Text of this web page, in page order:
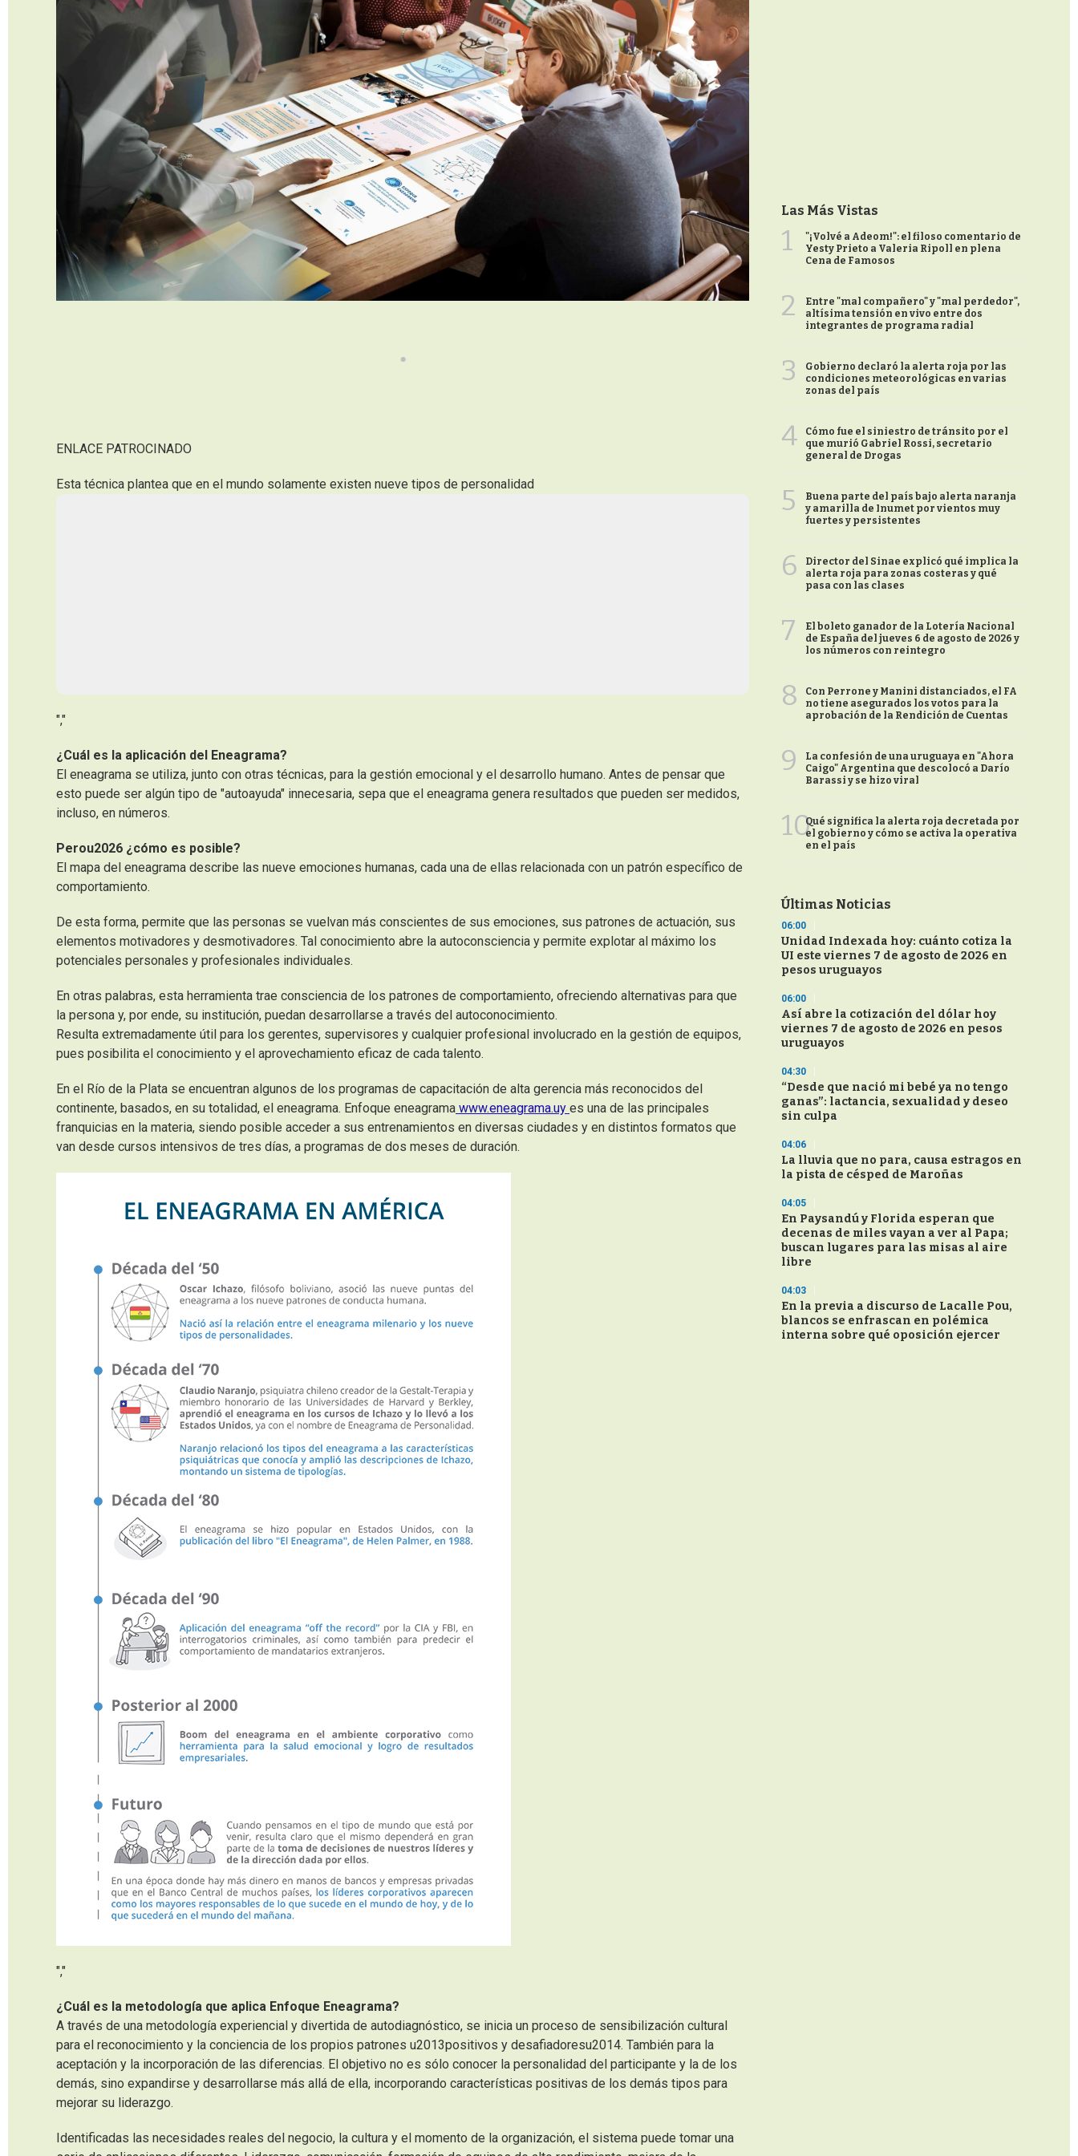
ENLACE PATROCINADO
Esta técnica plantea que en el mundo solamente existen nueve tipos de personalidad
","
¿Cuál es la aplicación del Eneagrama?
El eneagrama se utiliza, junto con otras técnicas, para la gestión emocional y el desarrollo humano. Antes de pensar que
esto puede ser algún tipo de "autoayuda" innecesaria, sepa que el eneagrama genera resultados que pueden ser medidos,
incluso, en números.
Perou2026 ¿cómo es posible?
El mapa del eneagrama describe las nueve emociones humanas, cada una de ellas relacionada con un patrón específico de
comportamiento.
De esta forma, permite que las personas se vuelvan más conscientes de sus emociones, sus patrones de actuación, sus
elementos motivadores y desmotivadores. Tal conocimiento abre la autoconsciencia y permite explotar al máximo los
potenciales personales y profesionales individuales.
En otras palabras, esta herramienta trae consciencia de los patrones de comportamiento, ofreciendo alternativas para que
la persona y, por ende, su institución, puedan desarrollarse a través del autoconocimiento.
Resulta extremadamente útil para los gerentes, supervisores y cualquier profesional involucrado en la gestión de equipos,
pues posibilita el conocimiento y el aprovechamiento eficaz de cada talento.
En el Río de la Plata se encuentran algunos de los programas de capacitación de alta gerencia más reconocidos del
continente, basados, en su totalidad, el eneagrama. Enfoque eneagrama www.eneagrama.uy es una de las principales
franquicias en la materia, siendo posible acceder a sus entrenamientos en diversas ciudades y en distintos formatos que
van desde cursos intensivos de tres días, a programas de dos meses de duración.
","
¿Cuál es la metodología que aplica Enfoque Eneagrama?
A través de una metodología experiencial y divertida de autodiagnóstico, se inicia un proceso de sensibilización cultural
para el reconocimiento y la conciencia de los propios patrones u2013positivos y desafiadoresu2014. También para la
aceptación y la incorporación de las diferencias. El objetivo no es sólo conocer la personalidad del participante y la de los
demás, sino expandirse y desarrollarse más allá de ella, incorporando características positivas de los demás tipos para
mejorar su liderazgo.
Identificadas las necesidades reales del negocio, la cultura y el momento de la organización, el sistema puede tomar una
Las Más Vistas
1
"¡Volvé a Adeom!": el filoso comentario de
Yesty Prieto a Valeria Ripoll en plena
Cena de Famosos
2
Entre "mal compañero" y "mal perdedor",
altísima tensión en vivo entre dos
integrantes de programa radial
3
Gobierno declaró la alerta roja por las
condiciones meteorológicas en varias
zonas del país
4
Cómo fue el siniestro de tránsito por el
que murió Gabriel Rossi, secretario
general de Drogas
5
Buena parte del país bajo alerta naranja
y amarilla de Inumet por vientos muy
fuertes y persistentes
6
Director del Sinae explicó qué implica la
alerta roja para zonas costeras y qué
pasa con las clases
7
El boleto ganador de la Lotería Nacional
de España del jueves 6 de agosto de 2026 y
los números con reintegro
8
Con Perrone y Manini distanciados, el FA
no tiene asegurados los votos para la
aprobación de la Rendición de Cuentas
9
La confesión de una uruguaya en "Ahora
Caigo" Argentina que descolocó a Darío
Barassi y se hizo viral
10Qué significa la alerta roja decretada por
el gobierno y cómo se activa la operativa
en el país
Últimas Noticias
06:00
Unidad Indexada hoy: cuánto cotiza la
UI este viernes 7 de agosto de 2026 en
pesos uruguayos
06:00
Así abre la cotización del dólar hoy
viernes 7 de agosto de 2026 en pesos
uruguayos
04:30
“Desde que nació mi bebé ya no tengo
ganas”: lactancia, sexualidad y deseo
sin culpa
04:06
La lluvia que no para, causa estragos en
la pista de césped de Maroñas
04:05
En Paysandú y Florida esperan que
decenas de miles vayan a ver al Papa;
buscan lugares para las misas al aire
libre
04:03
En la previa a discurso de Lacalle Pou,
blancos se enfrascan en polémica
interna sobre qué oposición ejercer